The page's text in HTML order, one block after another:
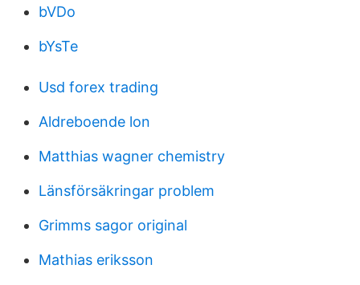
bVDo
bYsTe
Usd forex trading
Aldreboende lon
Matthias wagner chemistry
Länsförsäkringar problem
Grimms sagor original
Mathias eriksson